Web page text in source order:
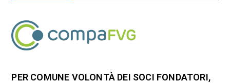
PER COMUNE VOLONTÀ DEI SOCI FONDATORI,